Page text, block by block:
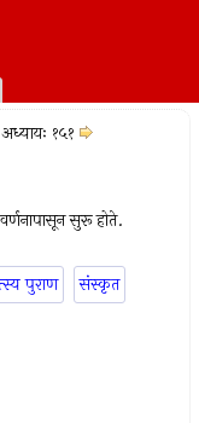
अध्यायः १५१
सुरू होते.
पुराण संस्कृत